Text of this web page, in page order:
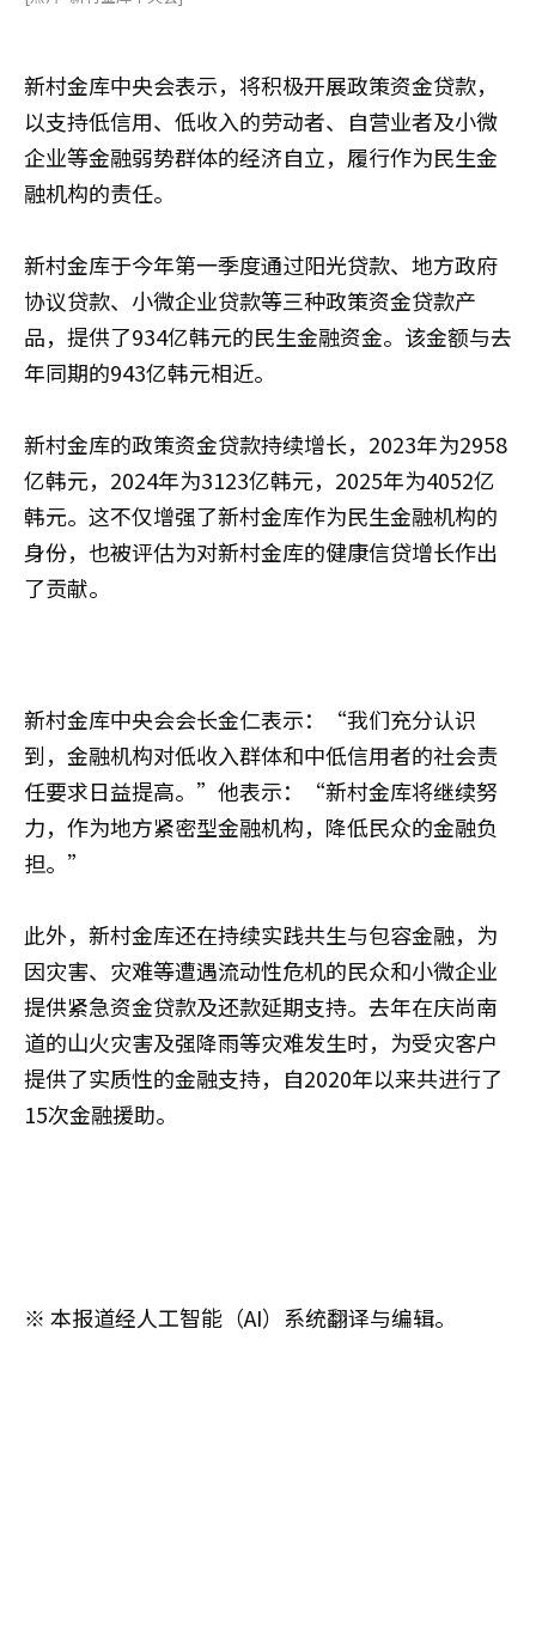
新村金库中央会表示，将积极开展政策资金贷款，
以支持低信用、低收入的劳动者、自营业者及小微
企业等金融弱势群体的经济自立，履行作为民生金
融机构的责任。
新村金库于今年第一季度通过阳光贷款、地方政府
协议贷款、小微企业贷款等三种政策资金贷款产
品，提供了934亿韩元的民生金融资金。该金额与去
年同期的943亿韩元相近。
新村金库的政策资金贷款持续增长，2023年为2958
亿韩元，2024年为3123亿韩元，2025年为4052亿
韩元。这不仅增强了新村金库作为民生金融机构的
身份，也被评估为对新村金库的健康信贷增长作出
了贡献。
新村金库中央会会长金仁表示：“我们充分认识
到，金融机构对低收入群体和中低信用者的社会责
任要求日益提高。”他表示：“新村金库将继续努
力，作为地方紧密型金融机构，降低民众的金融负
担。”
此外，新村金库还在持续实践共生与包容金融，为
因灾害、灾难等遭遇流动性危机的民众和小微企业
提供紧急资金贷款及还款延期支持。去年在庆尚南
道的山火灾害及强降雨等灾难发生时，为受灾客户
提供了实质性的金融支持，自2020年以来共进行了
15次金融援助。
※ 本报道经人工智能（AI）系统翻译与编辑。